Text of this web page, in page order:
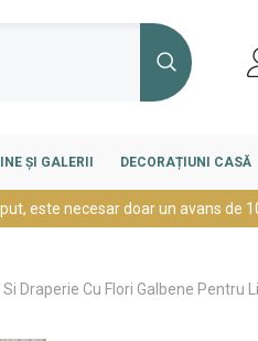
ȘI GALERII DECORAȚIUNI CASĂ
este necesar doar un avans de
Draperie Cu Flori Galbene